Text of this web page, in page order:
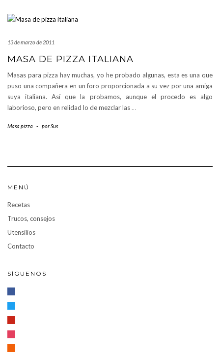
13 de marzo de 2011
MASA DE PIZZA ITALIANA
Masas para pizza hay muchas, yo he probado algunas, esta es una que
puso una compañera en un foro proporcionada a su vez por una amiga
suya italiana. Así que la probamos, aunque el procedo es algo
laborioso, pero en relidad lo de mezclar las …
Masa pizza - porSus
MENÚ
Recetas
Trucos, consejos
Utensilios
Contacto
SÍGUENOS
twitter
pinterest
instagram
rss